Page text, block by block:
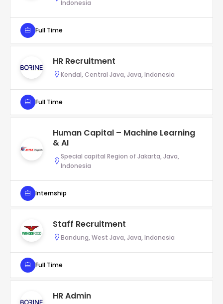
Indonesia
Full Time
HR Recruitment
Kendal, Central Java, Java, Indonesia
Full Time
Human Capital – Machine Learning
& AI
Special capital Region of Jakarta, Java,
Indonesia
Internship
Staff Recruitment
Bandung, West Java, Java, Indonesia
Full Time
HR Admin